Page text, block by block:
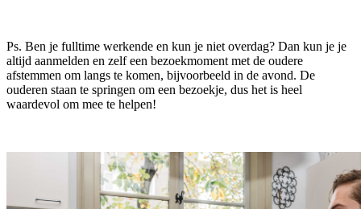
Ps. Ben je fulltime werkende en kun je niet overdag? Dan kun je je
altijd aanmelden en zelf een bezoekmoment met de oudere
afstemmen om langs te komen, bijvoorbeeld in de avond. De
ouderen staan te springen om een bezoekje, dus het is heel
waardevol om mee te helpen!